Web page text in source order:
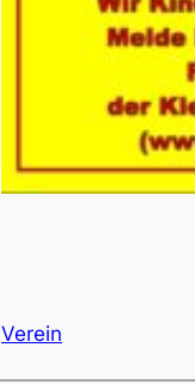
Verein